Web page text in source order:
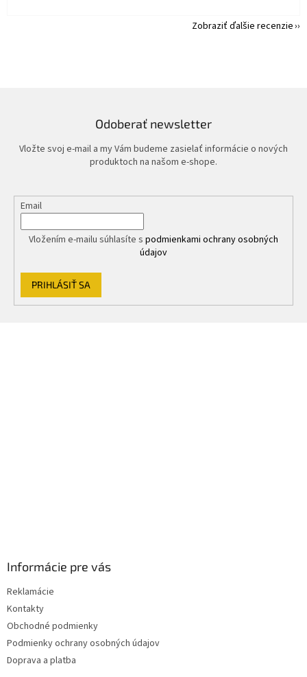
Zobraziť ďalšie recenzie
Odoberať newsletter
Vložte svoj e-mail a my Vám budeme zasielať informácie o nových
produktoch na našom e-shope.
Email
Vložením e-mailu súhlasíte s podmienkami ochrany osobných
údajov
PRIHLÁSIŤ SA
Informácie pre vás
Reklamácie
Kontakty
Obchodné podmienky
Podmienky ochrany osobných údajov
Doprava a platba